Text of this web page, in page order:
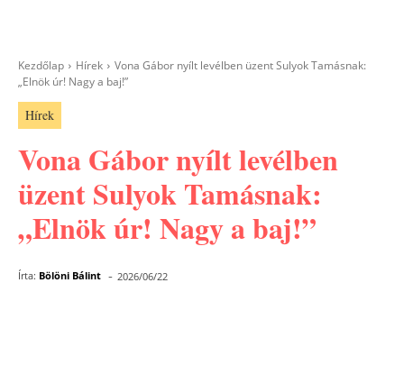
Kezdőlap Hírek
Vona Gábor nyílt levélben üzent Sulyok Tamásnak:
„Elnök úr! Nagy a baj!”
Hírek
Vona Gábor nyílt levélben
üzent Sulyok Tamásnak:
„Elnök úr! Nagy a baj!”
Írta: Bölöni Bálint - 2026/06/22